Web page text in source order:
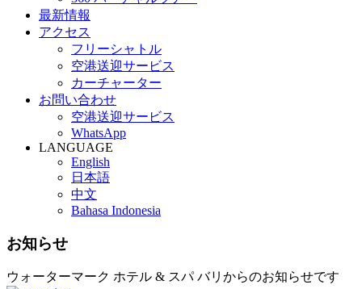
最新情報
アクセス
フリーシャトル
空港送迎サービス
カーチャーター
お問い合わせ
空港送迎サービス
WhatsApp
LANGUAGE
English
日本語
中文
Bahasa Indonesia
お知らせ
ウォーターマーク ホテル & スパ バリからのお知らせです